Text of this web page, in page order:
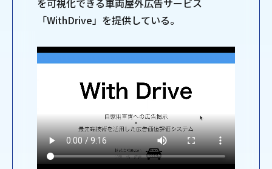
「WithDrive」を提供している。